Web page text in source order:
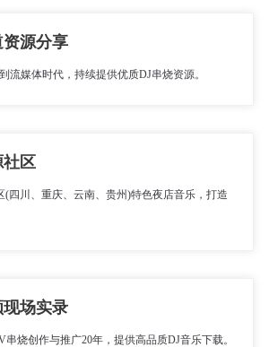
源分享
流媒体时代，持续提供优质DJ串烧资源。
社区
(四川、重庆、云南、贵州)特色夜店音乐，打造
场实录
烧创作与推广20年，提供高品质DJ音乐下载。